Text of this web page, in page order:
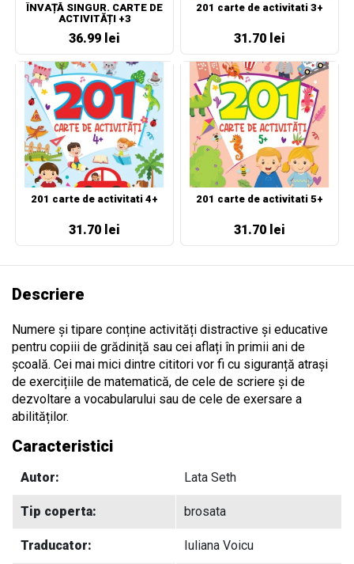
ÎNVAȚĂ SINGUR. CARTE DE
ACTIVITĂȚI +3
36.99 lei
201 carte de activitati 3+
31.70 lei
201 carte de activitati 4+
31.70 lei
201 carte de activitati 5+
31.70 lei
Descriere
Numere și tipare conține activități distractive și educative
pentru copiii de grădiniță sau cei aflați în primii ani de
școală. Cei mai mici dintre cititori vor fi cu siguranță atrași
de exercițiile de matematică, de cele de scriere și de
dezvoltare a vocabularului sau de cele de exersare a
abilităților.
Caracteristici
Autor: Lata Seth
Tip coperta: brosata
Traducator: Iuliana Voicu